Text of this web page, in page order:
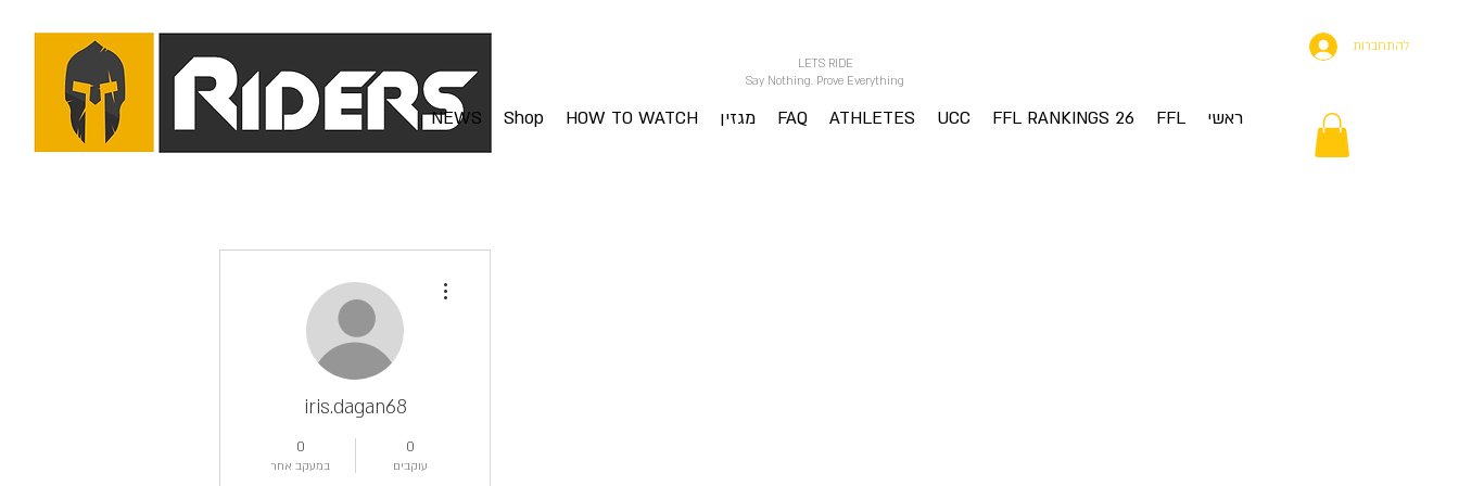
ראשי FFL
FFL RANKINGS 26
UCC
ATHLETES
FAQ מגזין HOW TO WATCH
Shop
NEWS
LETS RIDE
Say Nothing. Prove Everything
להתחברות
iris.dagan68
0
עוקבים
0
במעקב אחר